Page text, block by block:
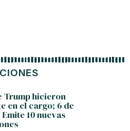
Trump hicieron
en el cargo; 6 de
10 nuevas